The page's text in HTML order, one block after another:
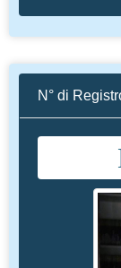
N° di